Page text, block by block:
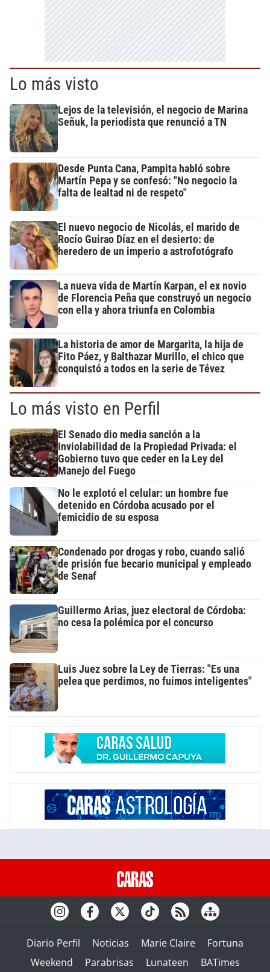
Lo más visto
Lejos de la televisión, el negocio de Marina
Señuk, la periodista que renunció a TN
Desde Punta Cana, Pampita habló sobre
Martín Pepa y se confesó: "No negocio la
falta de lealtad ni de respeto"
El nuevo negocio de Nicolás, el marido de
Rocío Guirao Díaz en el desierto: de
heredero de un imperio a astrofotógrafo
La nueva vida de Martín Karpan, el ex novio
de Florencia Peña que construyó un negocio
con ella y ahora triunfa en Colombia
La historia de amor de Margarita, la hija de
Fito Páez, y Balthazar Murillo, el chico que
conquistó a todos en la serie de Tévez
Lo más visto en Perfil
El Senado dio media sanción a la
Inviolabilidad de la Propiedad Privada: el
Gobierno tuvo que ceder en la Ley del
Manejo del Fuego
No le explotó el celular: un hombre fue
detenido en Córdoba acusado por el
femicidio de su esposa
Condenado por drogas y robo, cuando salió
de prisión fue becario municipal y empleado
de Senaf
Guillermo Arias, juez electoral de Córdoba:
no cesa la polémica por el concurso
Luis Juez sobre la Ley de Tierras: "Es una
pelea que perdimos, no fuimos inteligentes"
Diario Perfil Noticias Marie Claire
Fortuna
Weekend
Parabrisas Lunateen BATimes